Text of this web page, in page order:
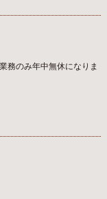
務のみ年中無休になりま